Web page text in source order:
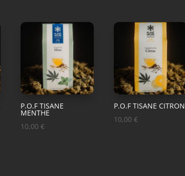
P.O.F TISANE
MENTHE
10,00€
P.O.F TISANE CITRON
10,00€